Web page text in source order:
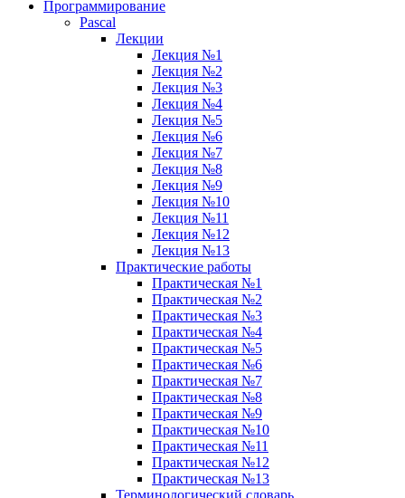
Программирование
Pascal
Лекции
Лекция №1
Лекция №2
Лекция №3
Лекция №4
Лекция №5
Лекция №6
Лекция №7
Лекция №8
Лекция №9
Лекция №10
Лекция №11
Лекция №12
Лекция №13
Практические работы
Практическая №1
Практическая №2
Практическая №3
Практическая №4
Практическая №5
Практическая №6
Практическая №7
Практическая №8
Практическая №9
Практическая №10
Практическая №11
Практическая №12
Практическая №13
Терминологический словарь